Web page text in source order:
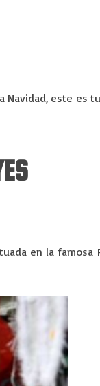
Navidad, este es
en la famosa